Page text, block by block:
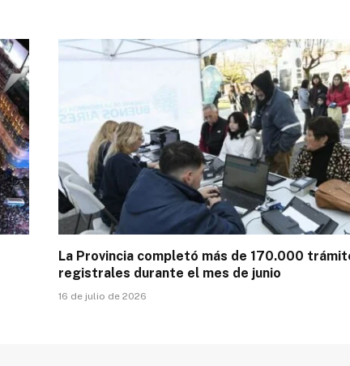
La Provincia completó más de 170.000
registrales durante el mes de junio
16 de julio de 2026